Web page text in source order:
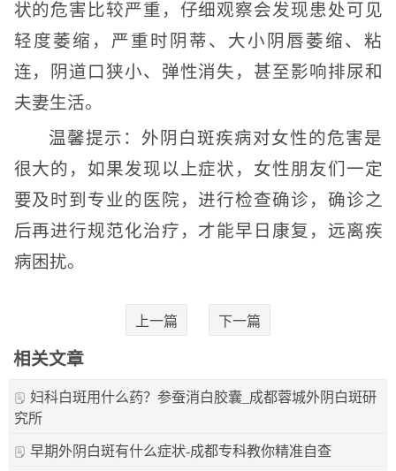
状的危害比较严重，仔细观察会发现患处可见
轻度萎缩，严重时阴蒂、大小阴唇萎缩、粘
连，阴道口狭小、弹性消失，甚至影响排尿和
夫妻生活。
温馨提示：外阴白斑疾病对女性的危害是
很大的，如果发现以上症状，女性朋友们一定
要及时到专业的医院，进行检查确诊，确诊之
后再进行规范化治疗，才能早日康复，远离疾
病困扰。
上一篇 下一篇
相关文章
妇科白斑用什么药？参蚕消白胶囊_成都蓉城外阴白斑研
究所
早期外阴白斑有什么症状-成都专科教你精准自查